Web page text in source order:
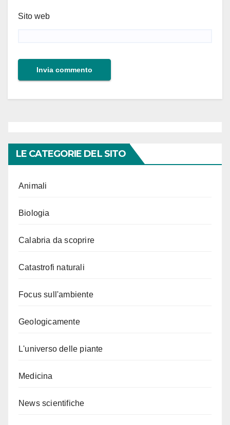
Sito web
LE CATEGORIE DEL SITO
Animali
Biologia
Calabria da scoprire
Catastrofi naturali
Focus sull'ambiente
Geologicamente
L'universo delle piante
Medicina
News scientifiche